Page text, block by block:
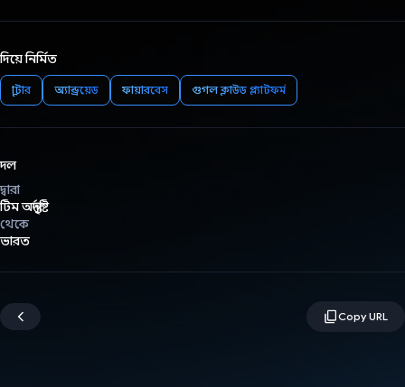
দিয়ে নির্মিত
ফ্লাটার অ্যান্ড্রয়েড ফায়ারবেস গুগল ক্লাউড প্ল্যাটফর্ম
দল
দ্বারা
টিম অন্তর্দৃষ্টি
থেকে
ভারত